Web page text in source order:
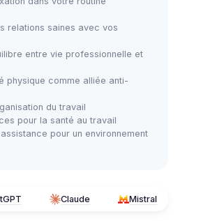
relations saines avec vos
entre vie professionnelle et
physique comme alliée anti-
du travail
pour la santé au travail
pour un environnement
Claude Mistral